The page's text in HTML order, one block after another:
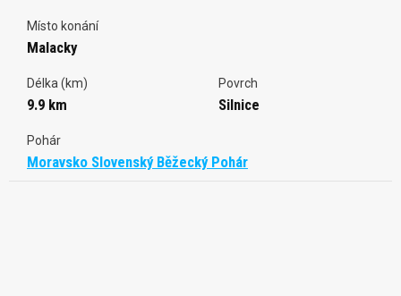
Místo konání
Malacky
Délka (km)
9.9 km
Povrch
Silnice
Pohár
Moravsko Slovenský Běžecký Pohár